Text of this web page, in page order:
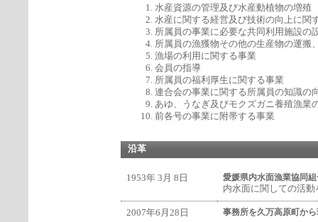
水産資源の管理及び水産動植物の増殖
水産に関する経営及び技術の向上に関
所属員の事業に必要な共同利用施設の
所属員の漁獲物その他の生産物の運搬
漁場の利用に関する事業
会員の指導
所属員の福利厚生に関する事業
連合会の事業に関する所属員の知識の
あゆ、うなぎ及びモクズガニ養殖漁業
前各号の事業に附帯する事業
沿革
1953年 3月 8日 愛媛県内水面漁業協同
内水面に関しての活動
2007年6月28日 事務所を久万高原町か